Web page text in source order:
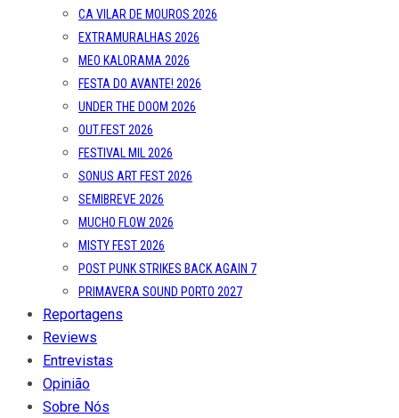
CA VILAR DE MOUROS 2026
EXTRAMURALHAS 2026
MEO KALORAMA 2026
FESTA DO AVANTE! 2026
UNDER THE DOOM 2026
OUT.FEST 2026
FESTIVAL MIL 2026
SONUS ART FEST 2026
SEMIBREVE 2026
MUCHO FLOW 2026
MISTY FEST 2026
POST PUNK STRIKES BACK AGAIN 7
PRIMAVERA SOUND PORTO 2027
Reportagens
Reviews
Entrevistas
Opinião
Sobre Nós